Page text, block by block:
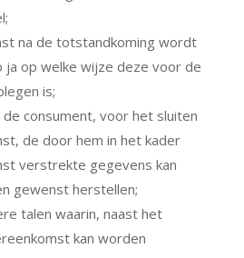
na de totstandkoming wordt
ja op welke wijze deze voor de
is;
de consument, voor het sluiten
de door hem in het kader
verstrekte gegevens kan
gewenst herstellen;
talen waarin, naast het
kan worden